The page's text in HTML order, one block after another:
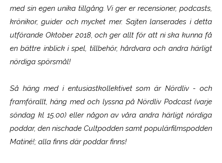
med sin egen unika tillgång. Vi ger er recensioner, podcasts,
krönikor, guider och mycket mer. Sajten lanserades i detta
utförande Oktober 2018, och ger allt för att ni ska kunna få
en bättre inblick i spel, tillbehör, hårdvara och andra härligt
nördiga spörsmål!
Så häng med i entusiastkollektivet som ärNördliv- och
framförallt, häng med och lyssna på Nördliv Podcast (varje
söndag kl 15.00) eller någon av våra andra härligt nördiga
poddar, den nischade Cultpodden samt populärfilmspodden
Matiné!; alla finns där poddar finns!